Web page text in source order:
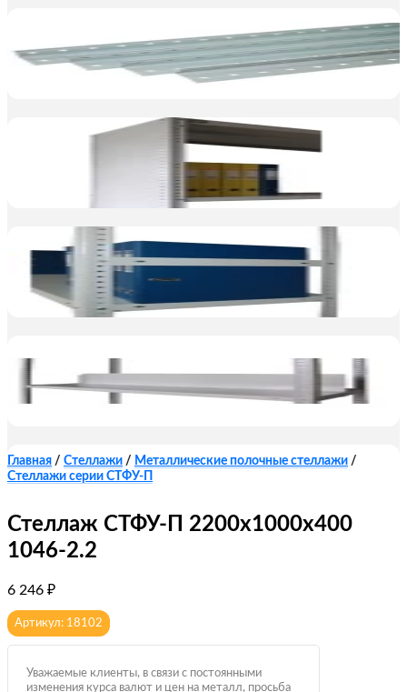
Главная / Стеллажи / Металлические полочные стеллажи /
Стеллажи серии СТФУ-П
Стеллаж СТФУ-П 2200x1000x400
1046-2.2
6 246 ₽
Артикул: 18102
Уважаемые клиенты, в связи с постоянными
изменения курса валют и цен на металл, просьба